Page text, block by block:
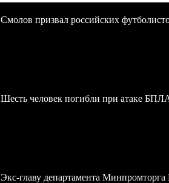
Смолов призвал российских
Шесть человек погибли при атаке
Экс-главу департамента